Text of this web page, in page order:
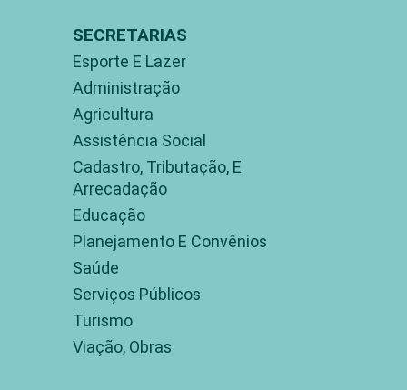
SECRETARIAS
Esporte E Lazer
Administração
Agricultura
Assistência Social
Cadastro, Tributação, E
Arrecadação
Educação
Planejamento E Convênios
Saúde
Serviços Públicos
Turismo
Viação, Obras